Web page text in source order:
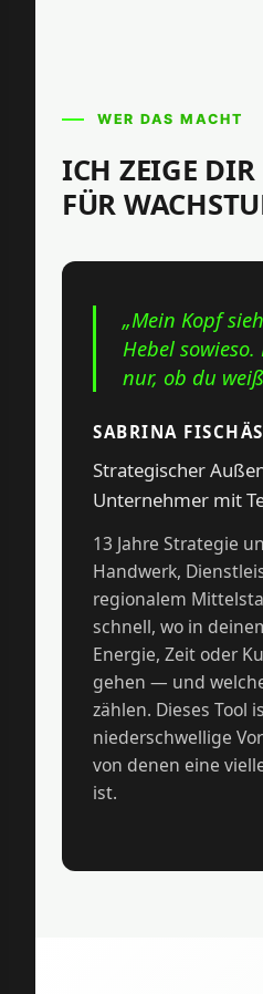
WER DAS MACHT
ICH ZEIGE
FÜR
„Mein Kopf
Hebel
nur, ob du
SABRINA FISCHÄSS
Strategischer
Unternehmer mit
13 Jahre Strategie
Handwerk,
regionalem
schnell, wo in
Energie, Zeit oder
gehen — und
zählen. Dieses Tool
niederschwellige
von denen eine
ist.